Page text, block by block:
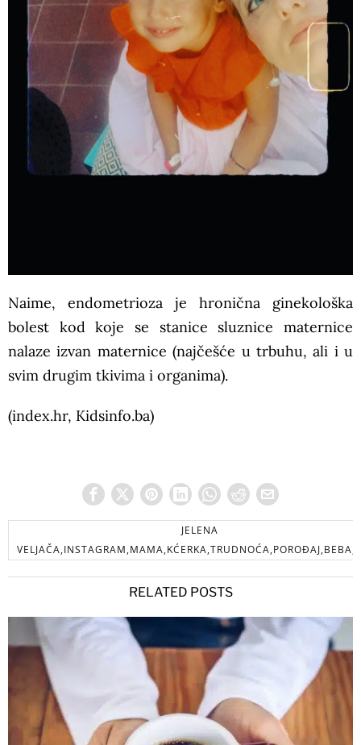
Naime, endometrioza je hronična ginekološka
bolest kod koje se stanice sluznice maternice
nalaze izvan maternice (najčešće u trbuhu, ali i u
svim drugim tkivima i organima).
(index.hr, Kidsinfo.ba)
JELENA
RELATED POSTS